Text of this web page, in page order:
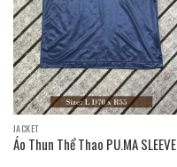
JACKET
Áo Thun Thể Thao PU.MA SLEEVE